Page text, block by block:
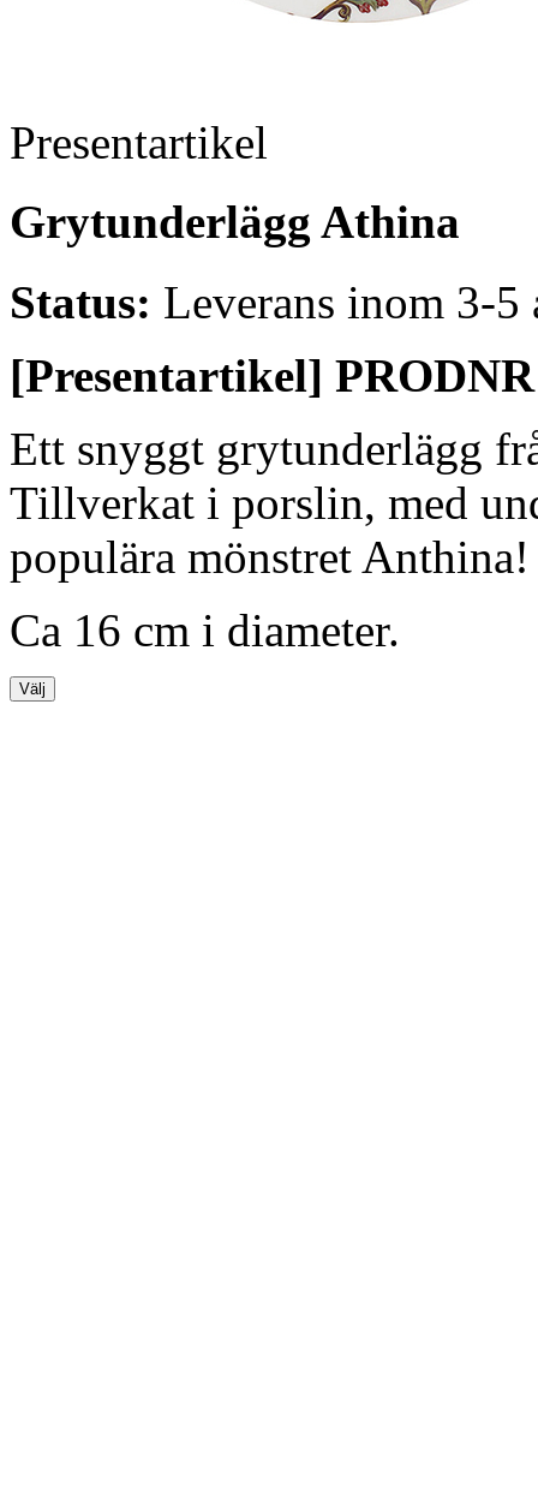
Presentartikel
Grytunderlägg Athina
Status: Leverans inom 3-5
[Presentartikel]
Ett snyggt grytunderlägg
Tillverkat i porslin, med
populära mönstret Anthina!
Ca 16 cm i diameter.
Välj